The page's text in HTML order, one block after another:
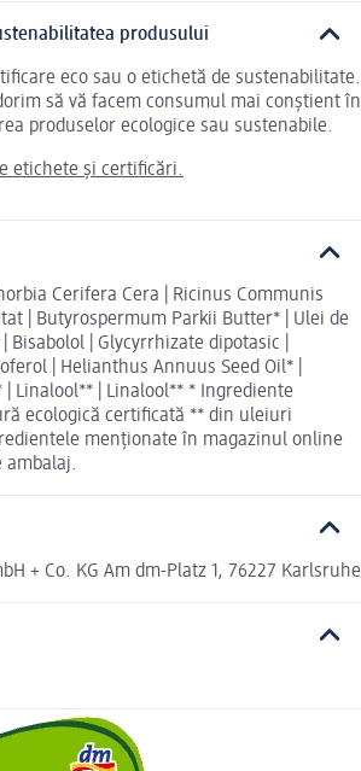
produsului
eco sau o etichetă de sustenabilitate.
să vă facem consumul mai conștient în
produselor ecologice sau sustenabile.
etichete și certificări.
Cerifera Cera | Ricinus Communis
| Butyrospermum Parkii Butter* | Ulei de
| Glycyrrhizate dipotasic |
| Helianthus Annuus Seed Oil* |
Linalool** | Linalool** * Ingrediente
ecologică certificată ** din uleiuri
menționate în magazinul online
ambalaj.
+ Co. KG Am dm-Platz 1, 76227 Karlsruhe